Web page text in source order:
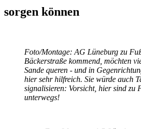
sorgen können
Foto/Montage: AG Lüneburg zu
Bäckerstraße kommend, möchten
Sande queren - und in
hier sehr hilfreich. Sie würde auch
signalisieren: Vorsicht, hier sind zu
unterwegs!